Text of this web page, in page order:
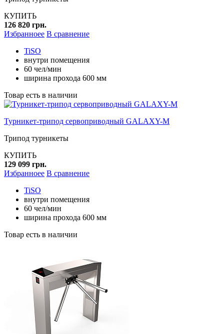
КУПИТЬ
126 820 грн.
Избранноее В сравнение
TiSO
внутри помещения
60 чел/мин
ширина прохода 600 мм
Товар есть в наличии
Турникет-трипод сервоприводный GALAXY-M
Трипод турникеты
КУПИТЬ
129 099 грн.
Избранноее В сравнение
TiSO
внутри помещения
60 чел/мин
ширина прохода 600 мм
Товар есть в наличии